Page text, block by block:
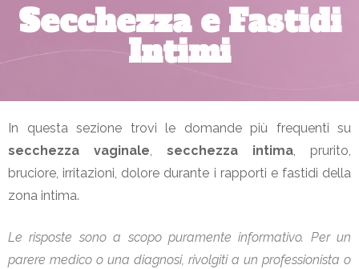
Secchezza e Fastidi
Intimi
In questa sezione trovi le domande più frequenti su
secchezza vaginale, secchezza intima, prurito,
bruciore, irritazioni, dolore durante i rapporti e fastidi della
zona intima.
Le risposte sono a scopo puramente informativo. Per un
parere medico o una diagnosi, rivolgiti a un professionista o